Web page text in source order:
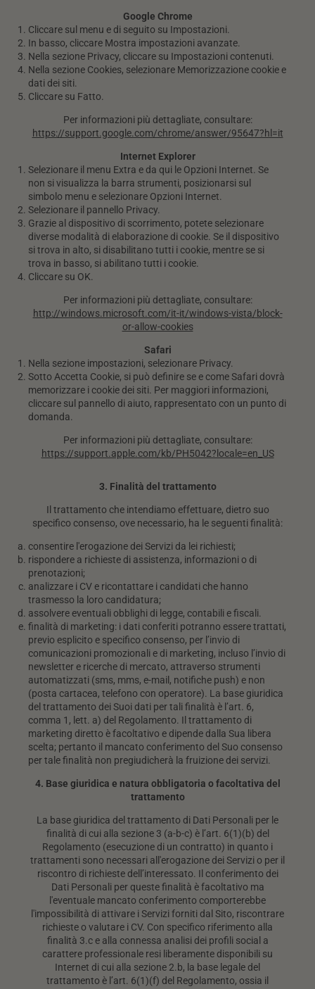
Google Chrome
Cliccare sul menu e di seguito su Impostazioni.
In basso, cliccare Mostra impostazioni avanzate.
Nella sezione Privacy, cliccare su Impostazioni contenuti.
Nella sezione Cookies, selezionare Memorizzazione cookie e
dati dei siti.
Cliccare su Fatto.
Per informazioni più dettagliate, consultare:
https://support.google.com/chrome/answer/95647?hl=it
Internet Explorer
Selezionare il menu Extra e da qui le Opzioni Internet. Se
non si visualizza la barra strumenti, posizionarsi sul
simbolo menu e selezionare Opzioni Internet.
Selezionare il pannello Privacy.
Grazie al dispositivo di scorrimento, potete selezionare
diverse modalità di elaborazione di cookie. Se il dispositivo
si trova in alto, si disabilitano tutti i cookie, mentre se si
trova in basso, si abilitano tutti i cookie.
Cliccare su OK.
Per informazioni più dettagliate, consultare:
http://windows.microsoft.com/it-it/windows-vista/block-
or-allow-cookies
Safari
Nella sezione impostazioni, selezionare Privacy.
Sotto Accetta Cookie, si può definire se e come Safari dovrà
memorizzare i cookie dei siti. Per maggiori informazioni,
cliccare sul pannello di aiuto, rappresentato con un punto di
domanda.
Per informazioni più dettagliate, consultare:
https://support.apple.com/kb/PH5042?locale=en_US
3. Finalità del trattamento
Il trattamento che intendiamo effettuare, dietro suo
specifico consenso, ove necessario, ha le seguenti finalità:
consentire l'erogazione dei Servizi da lei richiesti;
rispondere a richieste di assistenza, informazioni o di
prenotazioni;
analizzare i CV e ricontattare i candidati che hanno
trasmesso la loro candidatura;
assolvere eventuali obblighi di legge, contabili e fiscali.
finalità di marketing: i dati conferiti potranno essere trattati,
previo esplicito e specifico consenso, per l’invio di
comunicazioni promozionali e di marketing, incluso l’invio di
newsletter e ricerche di mercato, attraverso strumenti
automatizzati (sms, mms, e-mail, notifiche push) e non
(posta cartacea, telefono con operatore). La base giuridica
del trattamento dei Suoi dati per tali finalità è l’art. 6,
comma 1, lett. a) del Regolamento. Il trattamento di
marketing diretto è facoltativo e dipende dalla Sua libera
scelta; pertanto il mancato conferimento del Suo consenso
per tale finalità non pregiudicherà la fruizione dei servizi.
4. Base giuridica e natura obbligatoria o facoltativa del
trattamento
La base giuridica del trattamento di Dati Personali per le
finalità di cui alla sezione 3 (a-b-c) è l’art. 6(1)(b) del
Regolamento (esecuzione di un contratto) in quanto i
trattamenti sono necessari all'erogazione dei Servizi o per il
riscontro di richieste dell’interessato. Il conferimento dei
Dati Personali per queste finalità è facoltativo ma
l'eventuale mancato conferimento comporterebbe
l'impossibilità di attivare i Servizi forniti dal Sito, riscontrare
richieste o valutare i CV. Con specifico riferimento alla
finalità 3.c e alla connessa analisi dei profili social a
carattere professionale resi liberamente disponibili su
Internet di cui alla sezione 2.b, la base legale del
trattamento è l’art. 6(1)(f) del Regolamento, ossia il